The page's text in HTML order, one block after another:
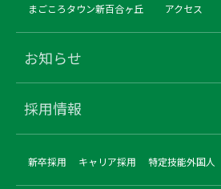
まごころタウン新百合ヶ丘
アクセス
お知らせ
採用情報
新卒採用 キャリア採用 特定技能外国人